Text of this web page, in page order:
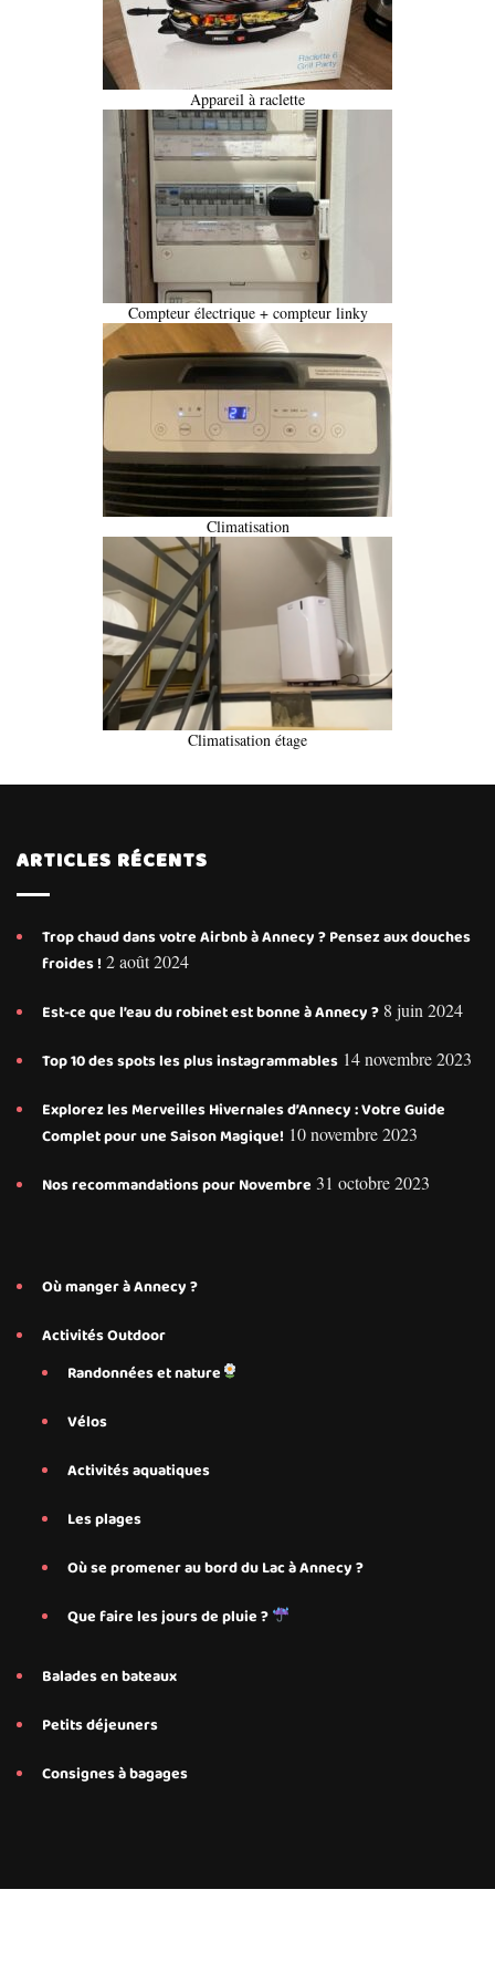
Appareil à raclette
Compteur électrique + compteur linky
Climatisation
Climatisation étage
ARTICLES RÉCENTS
Trop chaud dans votre Airbnb à Annecy ? Pensez aux douches
froides ! 2 août 2024
Est-ce que l’eau du robinet est bonne à Annecy ? 8 juin 2024
Top 10 des spots les plus instagrammables 14 novembre 2023
Explorez les Merveilles Hivernales d’Annecy : Votre Guide
Complet pour une Saison Magique! 10 novembre 2023
Nos recommandations pour Novembre 31 octobre 2023
Où manger à Annecy ?
Activités Outdoor
Randonnées et nature
Vélos
Activités aquatiques
Les plages
Où se promener au bord du Lac à Annecy ?
Que faire les jours de pluie ?
Balades en bateaux
Petits déjeuners
Consignes à bagages